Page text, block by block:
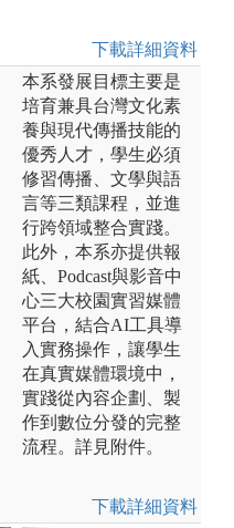
下載詳細資料
本系發展目標主要是
培育兼具台灣文化素
養與現代傳播技能的
優秀人才，學生必須
修習傳播、文學與語
言等三類課程，並進
行跨領域整合實踐。
此外，本系亦提供報
紙、Podcast與影音中
心三大校園實習媒體
平台，結合AI工具導
入實務操作，讓學生
在真實媒體環境中，
實踐從內容企劃、製
作到數位分發的完整
流程。詳見附件。
下載詳細資料